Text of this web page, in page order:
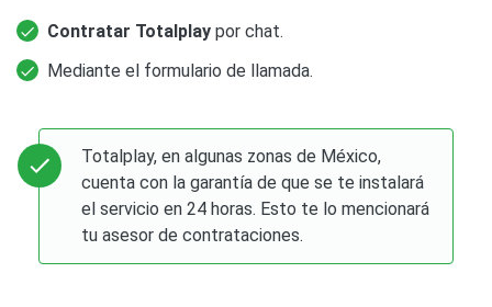
Contratar Totalplay por chat.
Mediante el formulario de llamada.
Totalplay, en algunas zonas de México,
cuenta con la garantía de que se te instalará
el servicio en 24 horas. Esto te lo mencionará
tu asesor de contrataciones.